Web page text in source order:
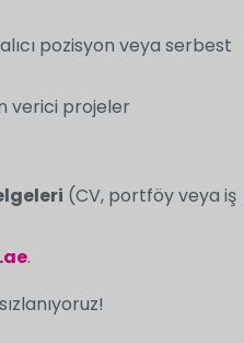
pozisyon veya serbest
verici projeler
(CV, portföy veya iş
.